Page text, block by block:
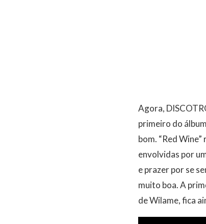
Agora,
primeiro do
bom. “Red
envolvidas por
e prazer por se
muito boa. A
de Wilame, fica